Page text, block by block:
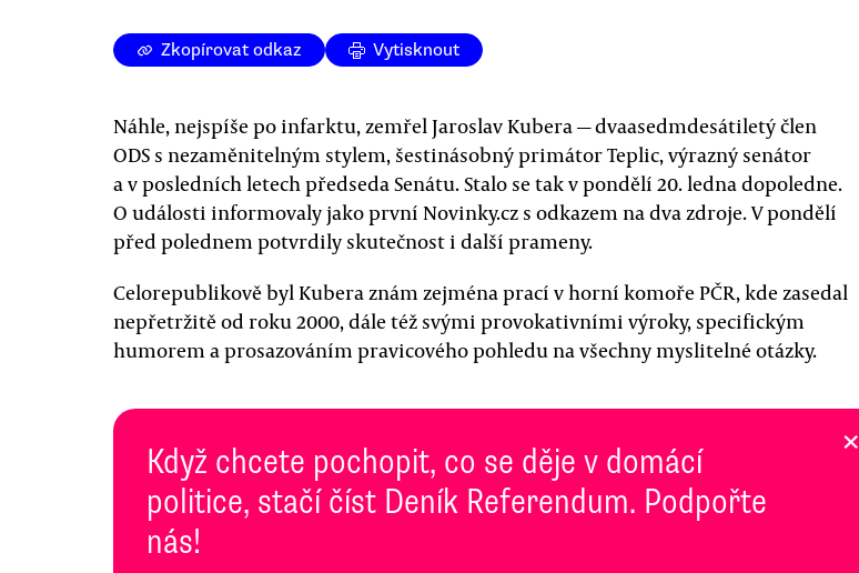
Zkopírovat odkaz Vytisknout
Náhle, nejspíše po infarktu, zemřel Jaroslav Kubera — dvaasedmdesátiletý člen
ODS s nezaměnitelným stylem, šestinásobný primátor Teplic, výrazný senátor
a v posledních letech předseda Senátu. Stalo se tak v pondělí 20. ledna dopoledne.
O události informovaly jako první Novinky.cz s odkazem na dva zdroje. V pondělí
před polednem potvrdily skutečnost i další prameny.
Celorepublikově byl Kubera znám zejména prací v horní komoře PČR, kde zasedal
nepřetržitě od roku 2000, dále též svými provokativními výroky, specifickým
humorem a prosazováním pravicového pohledu na všechny myslitelné otázky.
Když chcete pochopit, co se děje v domácí
politice, stačí číst Deník Referendum. Podpořte
nás!
×